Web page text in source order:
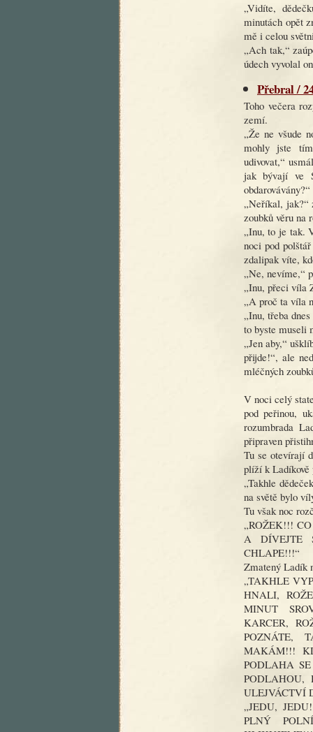
„Vidíte,
minutách opět
mě i celou
„Ach tak,“
údech vyvolal
Přebral /
Toho večera
zemí.
„Že ne všude
mohly jste
udivovat,“
jak bývají ve
obdarovávány?“
„Neříkal, jak?“
zoubků věru na
„Inu, to je tak.
noci pod
zdalipak víte,
„Ne, nevíme,“
„Inu, přeci víla
„A proč ta víla
„Inu, třeba
to byste museli
„Jen aby,“
přijde!“, ale
mléčných
V noci celý
pod peřinou,
rozumbrada
připraven
Tu se otevírají
plíží k Ladíkově
„Takhle
na světě bylo
Tu však noc
„ROŽEK!!!
A DÍVEJTE
CHLAPE!!!“
Zmatený Ladík
„TAKHLE
HNALI,
MINUT
KARCER,
POZNÁTE,
MAKÁM!!!
PODLAHA
ULEJVÁCTVÍ
„JEDU,
PLNÝ